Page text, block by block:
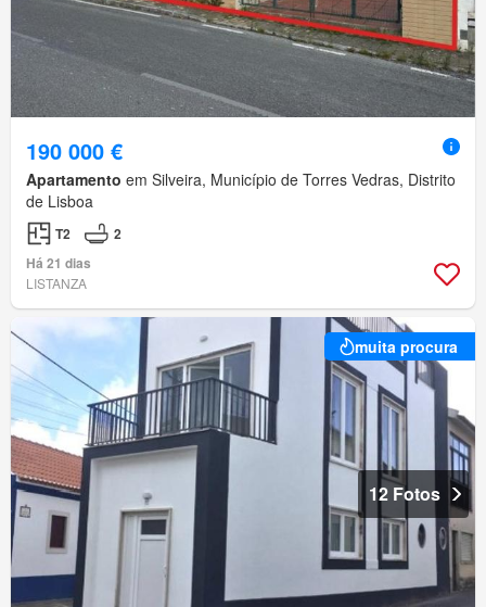
190 000 €
Apartamento em Silveira, Município de Torres Vedras, Distrito
de Lisboa
T2
2
Há 21 dias
LISTANZA
muita procura
12 Fotos